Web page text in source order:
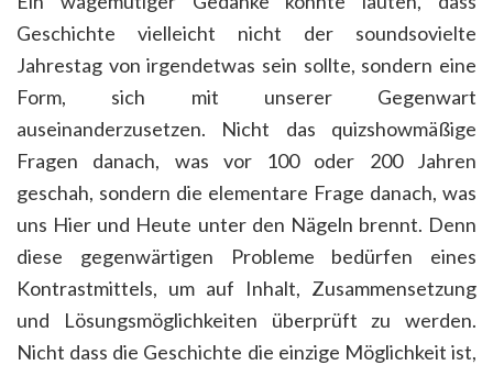
Geschichte vielleicht nicht der soundsovielte
Jahrestag von irgendetwas sein sollte, sondern eine
Form, sich mit unserer Gegenwart
auseinanderzusetzen. Nicht das quizshowmäßige
Fragen danach, was vor 100 oder 200 Jahren
geschah, sondern die elementare Frage danach, was
uns Hier und Heute unter den Nägeln brennt. Denn
diese gegenwärtigen Probleme bedürfen eines
Kontrastmittels, um auf Inhalt, Zusammensetzung
und Lösungsmöglichkeiten überprüft zu werden.
Nicht dass die Geschichte die einzige Möglichkeit ist,